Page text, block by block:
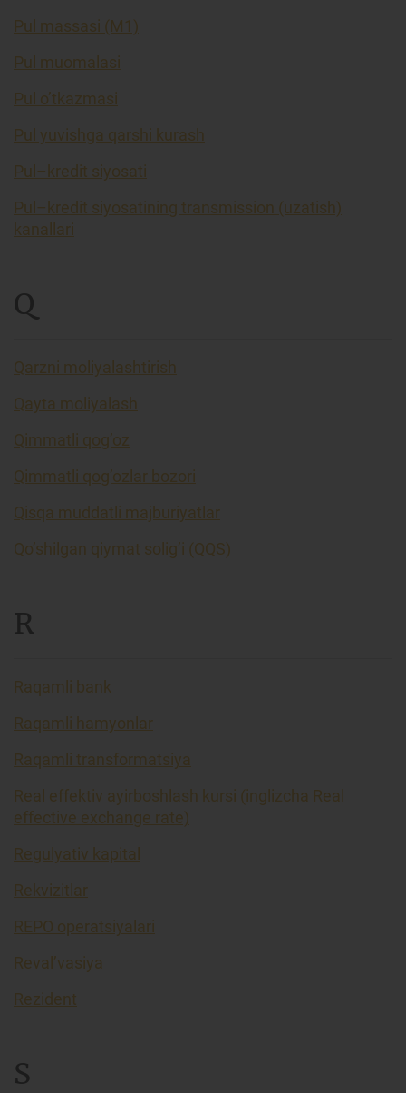
Pul massasi (M1)
Pul muomalasi
Pul o’tkazmasi
Pul yuvishga qarshi kurash
Pul–kredit siyosati
Pul–kredit siyosatining transmission (uzatish)
kanallari
Q
Qarzni moliyalashtirish
Qayta moliyalash
Qimmatli qog’oz
Qimmatli qog’ozlar bozori
Qisqa muddatli majburiyatlar
Qo’shilgan qiymat solig’i (QQS)
R
Raqamli bank
Raqamli hamyonlar
Raqamli transformatsiya
Real effektiv ayirboshlash kursi (inglizcha Real
effective exchange rate)
Regulyativ kapital
Rekvizitlar
REPO operatsiyalari
Reval’vasiya
Rezident
S